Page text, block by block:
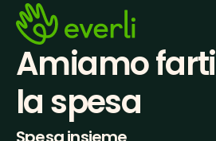
Amiamo farti
la spesa